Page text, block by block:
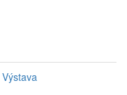
Výstava